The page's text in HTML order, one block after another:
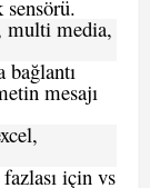
sensörü.
multi media,
bağlantı
mesajı
için vs